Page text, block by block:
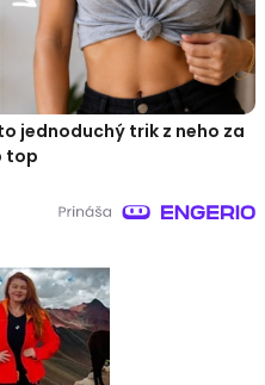
jednoduchý trik z neho za
top